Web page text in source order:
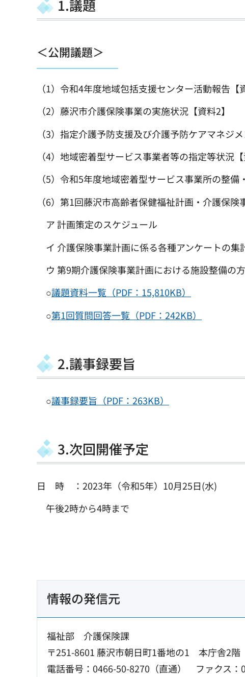
1.議題
＜公開議題＞
（1）令和4年度地域包括支援センター活動報告【
（2）藤沢市介護保険事業の実施状況【資料2】
（3）指定介護予防支援及び介護予防ケアマネジ
（4）地域密着型サービス事業者等の指定等状況【
（5）令和5年度地域密着型サービス事業所の整備
（6）第1回藤沢市高齢者保健福祉計画・介護保
ア 計画策定のスケジュール
イ 介護保険事業計画に係る各種アンケートの集
ウ 第9期介護保険事業計画における施設整備の
○議題資料一覧（PDF：15,810KB）
○第1回質問回答一覧（PDF：242KB）
2.議事録要旨
○議事録要旨（PDF：263KB）
3.次回開催予定
日 時 ：2023年（令和5年）10月25日(水)
午後2時から4時まで
情報の発信元
福祉部 介護保険課
〒251-8601 藤沢市朝日町1番地の1 本庁舎2階
電話番号：0466-50-8270（直通）
ファクス：